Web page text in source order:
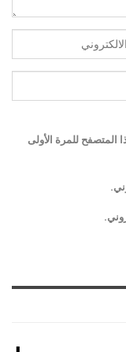
المتصفح للمرة الأولى